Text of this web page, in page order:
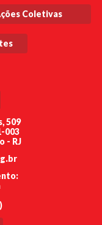
Coletivas
509
003
- RJ